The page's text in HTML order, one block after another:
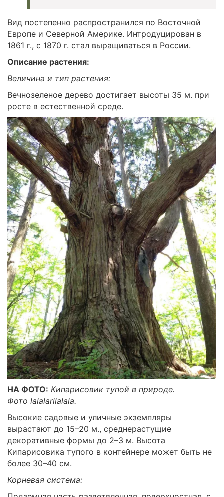
Вид постепенно распространился по Восточной
Европе и Северной Америке. Интродуцирован в
1861 г., с 1870 г. стал выращиваться в России.
Описание растения:
Величина и тип растения:
Вечнозеленое дерево достигает высоты 35 м. при
росте в естественной среде.
НА ФОТО: Кипарисовик тупой в природе.
Фото lalalarilalala.
Высокие садовые и уличные экземпляры
вырастают до 15–20 м., среднерастущие
декоративные формы до 2–3 м. Высота
Кипарисовика тупого в контейнере может быть не
более 30–40 см.
Корневая система: